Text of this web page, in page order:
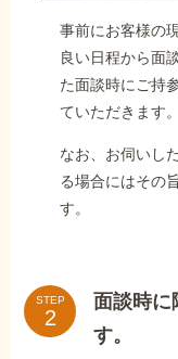
事前にお客様の
良い日程から面
た面談時にご持
ていただきます。
なお、お伺いし
る場合にはその
す。
STEP
面談時に
す。